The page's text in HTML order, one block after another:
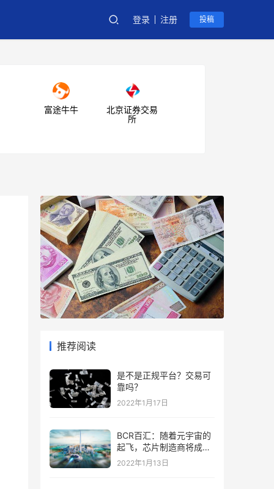
登录 注册 投稿
富途牛牛
北京证券交易
所
推荐阅读
是不是正规平台？交易可
靠吗？
2022年1月17日
BCR百汇：随着元宇宙的
起飞，芯片制造商将成为
“赢家”
2022年1月13日